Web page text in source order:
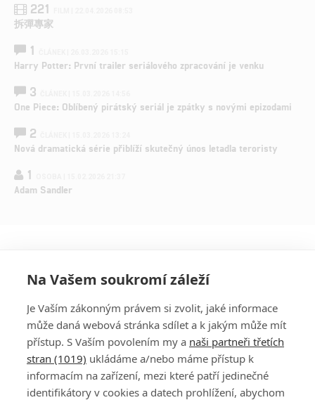
221
拆彈專家
1
Harry Potter: První trailer seriálového zpracování je venku
3
One Piece: Oblíbený pirátský seriál je zpátky s novými epizodami
2
Nová dramatická série přiblíží skutečný únos letadla teroristy
1
Adam Sandler
PŘIHLÁSIT
REGISTROVAT
DISKUZE
Na Vašem soukromí záleží
Je Vaším zákonným právem si zvolit, jaké informace
může daná webová stránka sdílet a k jakým může mít
přístup. S Vaším povolením my a naši partneři třetích
stran (1019) ukládáme a/nebo máme přístup k
informacím na zařízení, mezi které patří jedinečné
identifikátory v cookies a datech prohlížení, abychom